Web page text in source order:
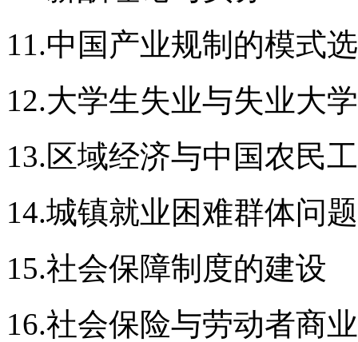
11.中国产业规制的模式
12.大学生失业与失业大
13.区域经济与中国农民
14.城镇就业困难群体问题
15.社会保障制度的建设
16.社会保险与劳动者商